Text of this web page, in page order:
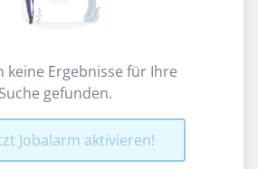
keine Ergebnisse für Ihre
Suche gefunden.
Jobalarm aktivieren!